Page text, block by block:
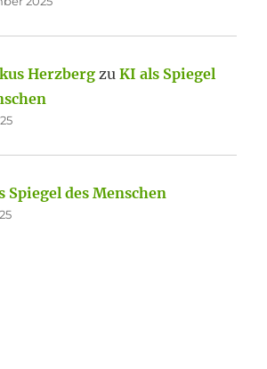
HerzbergzuKI als Spiegel
Spiegel des Menschen